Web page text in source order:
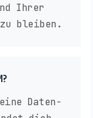
Ihrer
bleiben.
Daten-